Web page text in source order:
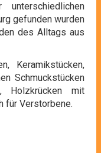
gefunden wurden
des Alltags aus
Keramikstücken,
Schmuckstücken
Holzkrücken mit
für Verstorbene.